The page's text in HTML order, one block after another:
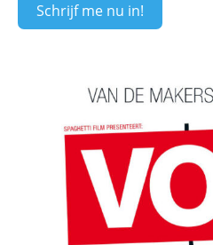
Schrijf me nu in!